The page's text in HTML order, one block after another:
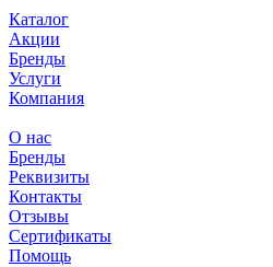
Каталог
Акции
Бренды
Услуги
Компания
О нас
Бренды
Реквизиты
Контакты
Отзывы
Сертификаты
Помощь